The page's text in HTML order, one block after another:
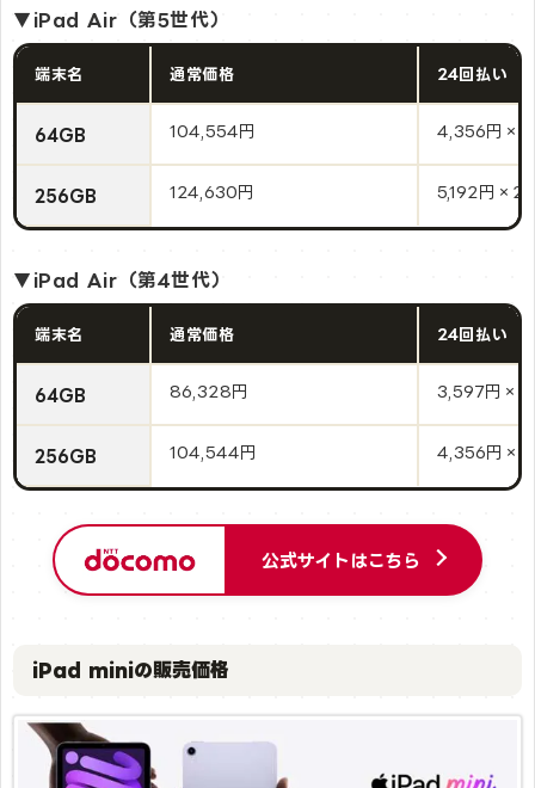
▼iPad Air（第5世代）
端末名 通常価格 24回払い
64GB 104,554円 4,356円
256GB 124,630円 5,192円
▼iPad Air（第4世代）
端末名 通常価格 24回払い
64GB 86,328円 3,597円
256GB 104,544円 4,356円
公式サイトはこちら
iPad miniの販売価格